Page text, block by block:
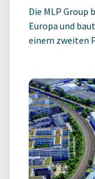
Die MLP Group
Europa und
einem zweiten